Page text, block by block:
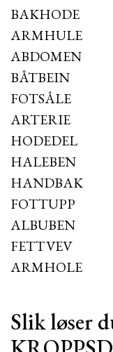
BAKHODE
ARMHULE
ABDOMEN
BÅTBEIN
FOTSÅLE
ARTERIE
HODEDEL
HALEBEN
HANDBAK
FOTTUPP
ALBUBEN
FETTVEV
ARMHOLE
Slik løser